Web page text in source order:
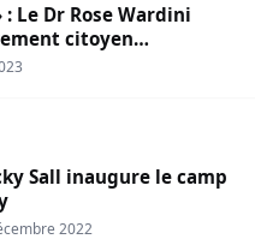
Le Dr Rose Wardini
citoyen…
Sall inaugure le camp
Sall inaugure le camp
2022